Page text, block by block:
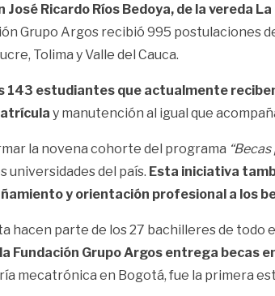
José Ricardo Ríos Bedoya, de la vereda
Grupo Argos recibió 995 postulaciones
Tolima y Valle del Cauca.
143 estudiantes que actualmente
y manutención al igual que
la novena cohorte del programa
universidades del país. Esta iniciativa
y orientación profesional a los
hacen parte de los 27 bachilleres de todo
Fundación Grupo Argos entrega becas
mecatrónica en Bogotá, fue la primera